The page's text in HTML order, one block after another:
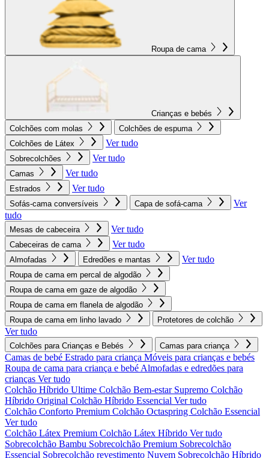
Roupa de cama
Crianças e bebés
Colchões com molas
Colchões de espuma
Colchões de Látex
Ver tudo
Sobrecolchões Ver tudo
Camas Ver tudo
Estrados Ver tudo
Sofás-cama conversíveis Capa de sofá-cama
Ver
tudo
Mesas de cabeceira Ver tudo
Cabeceiras de cama Ver tudo
Almofadas Edredões e mantas Ver tudo
Roupa de cama em percal de algodão
Roupa de cama em gaze de algodão
Roupa de cama em flanela de algodão
Roupa de cama em linho lavado
Protetores de colchão
Ver tudo
Colchões para Crianças e Bebés Camas para criança
Camas de bebé Estrado para criança Móveis para crianças e bebés
Roupa de cama para criança e bebé Almofadas e edredões para
crianças Ver tudo
Colchão Híbrido Ultime Colchão Bem-estar Supremo Colchão
Híbrido Original Colchão Híbrido Essencial Ver tudo
Colchão Conforto Premium Colchão Octaspring Colchão Essencial
Ver tudo
Colchão Látex Premium Colchão Látex Híbrido Ver tudo
Sobrecolchão Bambu Sobrecolchão Premium Sobrecolchão
Essencial Sobrecolchão revestimento Nuvem Sobrecolchão Híbrido